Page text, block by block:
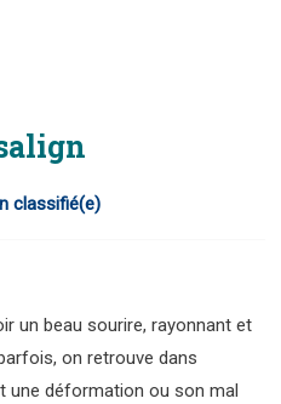
classifié(e)
un beau sourire, rayonnant et
on retrouve dans
une déformation ou son mal